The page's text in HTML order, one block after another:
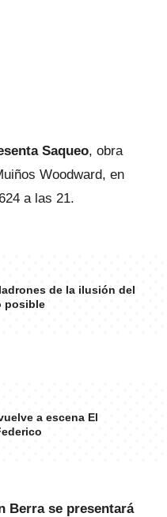
Saqueo, obra
Woodward, en
a las 21.
de la ilusión del
posible
a escena El
Berra se presentará